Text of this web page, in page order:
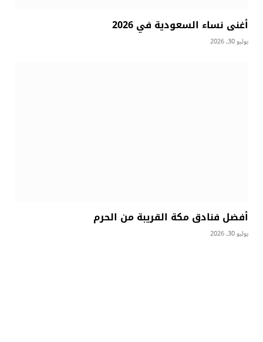
أغنى نساء السعودية في 2026
يوليو 30, 2026
أفضل فنادق مكة القريبة من الحرم
يوليو 30, 2026